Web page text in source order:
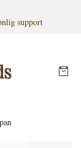
support